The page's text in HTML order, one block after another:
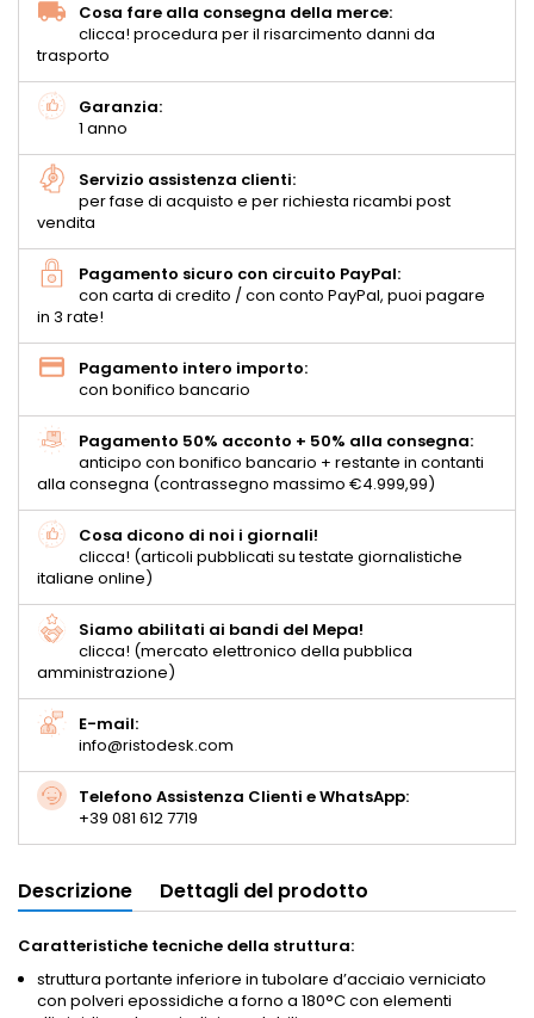
Cosa fare alla consegna della merce:
clicca! procedura per il risarcimento danni da
trasporto
Garanzia:
1 anno
Servizio assistenza clienti:
per fase di acquisto e per richiesta ricambi post
vendita
Pagamento sicuro con circuito PayPal:
con carta di credito / con conto PayPal, puoi pagare
in 3 rate!
Pagamento intero importo:
con bonifico bancario
Pagamento 50% acconto + 50% alla consegna:
anticipo con bonifico bancario + restante in contanti
alla consegna (contrassegno massimo €4.999,99)
Cosa dicono di noi i giornali!
clicca! (articoli pubblicati su testate giornalistiche
italiane online)
Siamo abilitati ai bandi del Mepa!
clicca! (mercato elettronico della pubblica
amministrazione)
E-mail:
info@ristodesk.com
Telefono Assistenza Clienti e WhatsApp:
+39 081 612 7719
Descrizione Dettagli del prodotto
Caratteristiche tecniche della struttura:
struttura portante inferiore in tubolare d’acciaio verniciato
con polveri epossidiche a forno a 180°C con elementi